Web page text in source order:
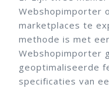
Webshopimporter
marketplaces te
methode is met
Webshopimporter
geoptimaliseerde
specificaties van